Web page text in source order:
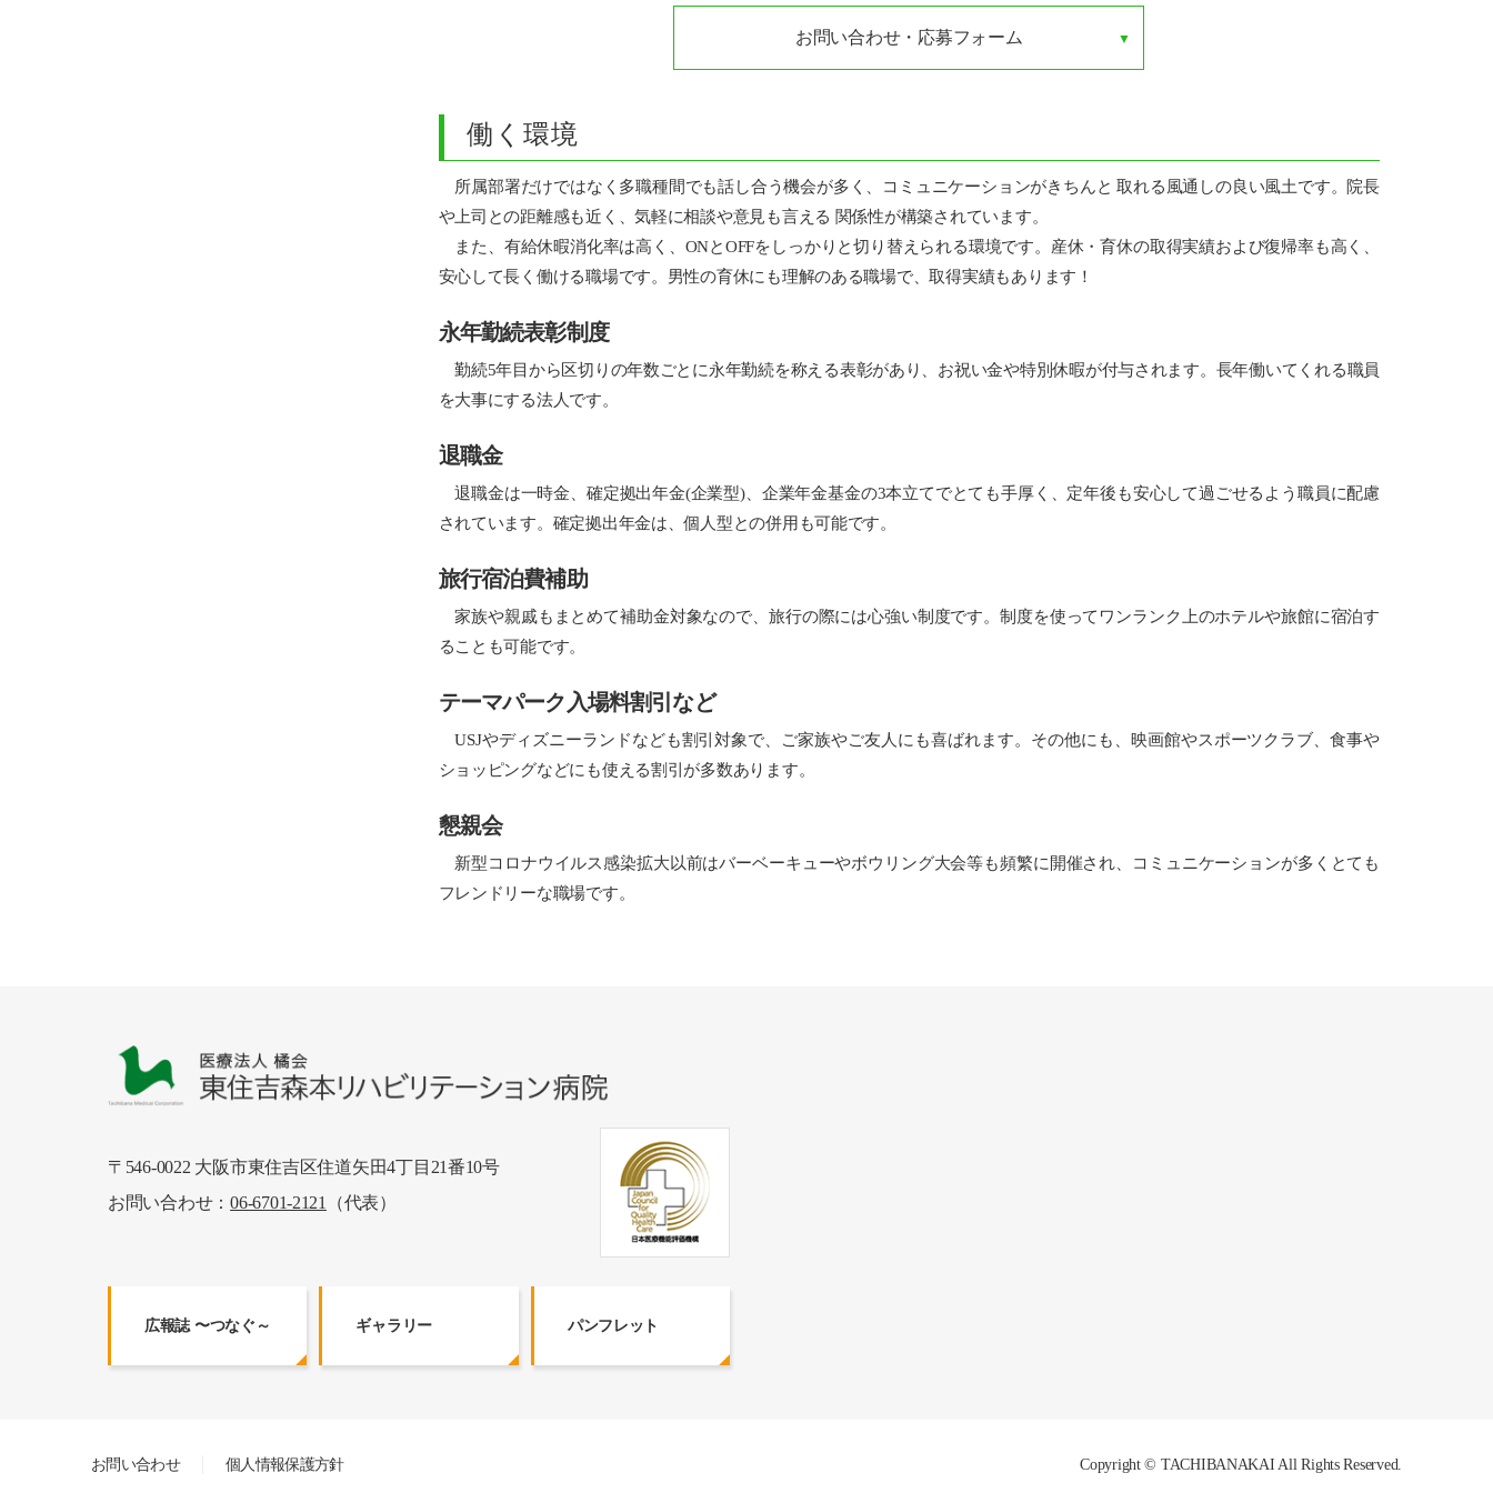
お問い合わせ・応募フォーム
働く環境
所属部署だけではなく多職種間でも話し合う機会が多く、コミュニケーションがきちんと 取れる風通しの良い風土です。院長
や上司との距離感も近く、気軽に相談や意見も言える 関係性が構築されています。
また、有給休暇消化率は高く、ONとOFFをしっかりと切り替えられる環境です。産休・育休の取得実績および復帰率も高く、
安心して長く働ける職場です。男性の育休にも理解のある職場で、取得実績もあります！
永年勤続表彰制度
勤続5年目から区切りの年数ごとに永年勤続を称える表彰があり、お祝い金や特別休暇が付与されます。長年働いてくれる職員
を大事にする法人です。
退職金
退職金は一時金、確定拠出年金(企業型)、企業年金基金の3本立てでとても手厚く、定年後も安心して過ごせるよう職員に配慮
されています。確定拠出年金は、個人型との併用も可能です。
旅行宿泊費補助
家族や親戚もまとめて補助金対象なので、旅行の際には心強い制度です。制度を使ってワンランク上のホテルや旅館に宿泊す
ることも可能です。
テーマパーク入場料割引など
USJやディズニーランドなども割引対象で、ご家族やご友人にも喜ばれます。その他にも、映画館やスポーツクラブ、食事や
ショッピングなどにも使える割引が多数あります。
懇親会
新型コロナウイルス感染拡大以前はバーベーキューやボウリング大会等も頻繁に開催され、コミュニケーションが多くとても
フレンドリーな職場です。
〒546-0022 大阪市東住吉区住道矢田4丁目21番10号
お問い合わせ：06-6701-2121 （代表）
広報誌 〜つなぐ～ ギャラリー パンフレット
お問い合わせ 個人情報保護方針 Copyright © TACHIBANAKAI All Rights Reserved.